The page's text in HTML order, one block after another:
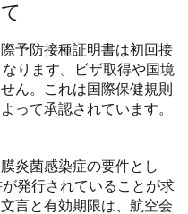
予防接種証明書は初回接
ります。ビザ取得や国境
ん。これは国際保健規則
って承認されています。
炎菌感染症の要件とし
発行されていることが求
言と有効期限は、航空会